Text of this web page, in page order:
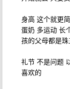
身高 这个就更
蛋奶 多运动 长
孩的父母都是珠
礼节 不是问题
喜欢的